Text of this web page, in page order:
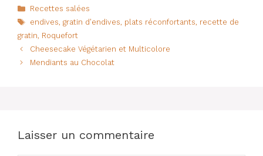
c
e
b
o
at
s
A
p
te
re
st
g
er
Catégories
Recettes salées
Étiquettes
endives, gratin d'endives, plats réconfortants, recette de
gratin, Roquefort
Cheesecake Végétarien et Multicolore
Mendiants au Chocolat
Laisser un commentaire